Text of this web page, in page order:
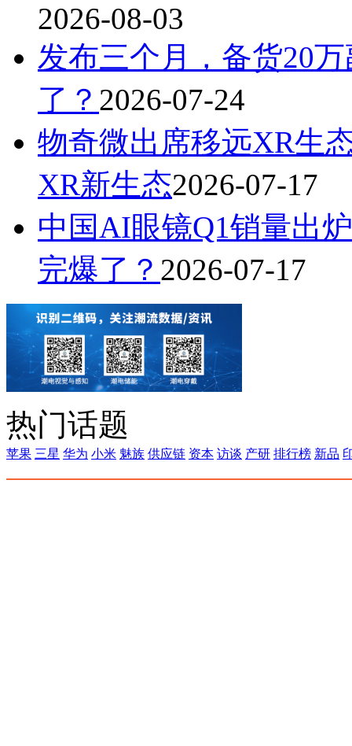
2026-08-03
发布三个月，备货20
了？ 2026-07-24
物奇微出席移远XR生
XR新生态2026-07-17
中国AI眼镜Q1销量出
完爆了？ 2026-07-17
热门话题
苹果 三星 华为 小米 魅族 供应链 资本 访谈 产研 排行榜 新品